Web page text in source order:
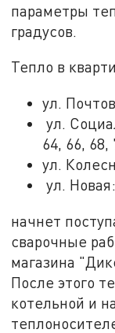
параметры
градусов.
Тепло в
ул.
ул.
64, 66, 68,
ул.
ул.
начнет
сварочные
магазина
После этого
котельной и